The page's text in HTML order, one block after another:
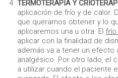
TERMOTERAPIA Y
aplicación de frío y de calor.
que queramos obtener y lo
aplicaremos una u otra. El frío
aplicar con la finalidad de
además va a tener un efecto
analgésico. Por otro lado, el
a utilizar cuando el paciente